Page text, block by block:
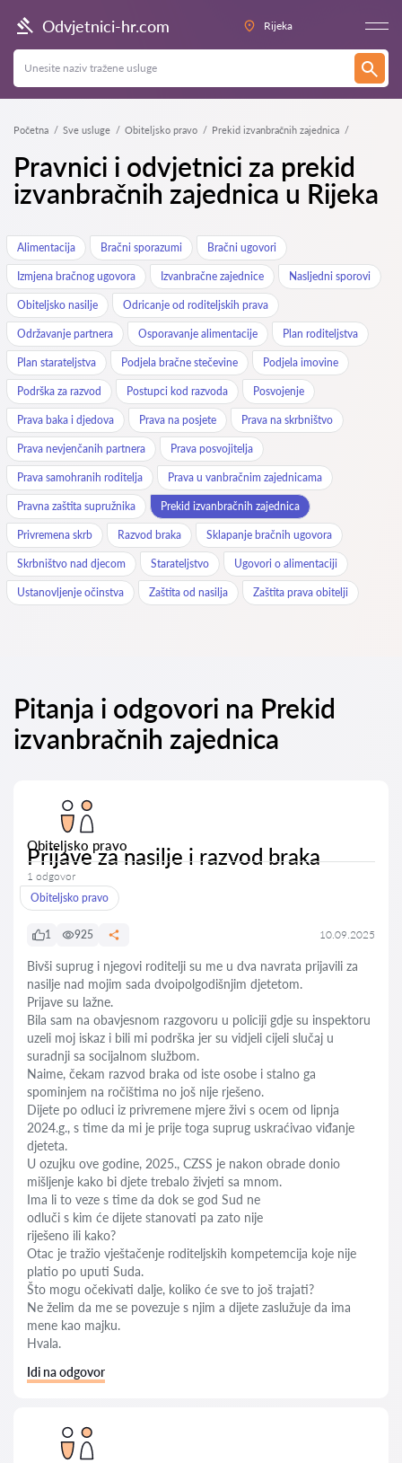
Odvjetnici-hr.com Rijeka
Početna Sve usluge Obiteljsko pravo Prekid izvanbračnih zajednica
Pravnici i odvjetnici za prekid
izvanbračnih zajednica u Rijeka
Alimentacija Bračni sporazumi Bračni ugovori
Izmjena bračnog ugovora Izvanbračne zajednice Nasljedni sporovi
Obiteljsko nasilje Odricanje od roditeljskih prava
Održavanje partnera Osporavanje alimentacije Plan roditeljstva
Plan starateljstva Podjela bračne stečevine Podjela imovine
Podrška za razvod Postupci kod razvoda Posvojenje
Prava baka i djedova Prava na posjete Prava na skrbništvo
Prava nevjenčanih partnera Prava posvojitelja
Prava samohranih roditelja Prava u vanbračnim zajednicama
Pravna zaštita supružnika Prekid izvanbračnih zajednica
Privremena skrb Razvod braka Sklapanje bračnih ugovora
Skrbništvo nad djecom Starateljstvo Ugovori o alimentaciji
Ustanovljenje očinstva Zaštita od nasilja Zaštita prava obitelji
Pitanja i odgovori na Prekid
izvanbračnih zajednica
Obiteljsko pravo
Prijave za nasilje i razvod braka
1 odgovor
Obiteljsko pravo
1 925 10.09.2025
Bivši suprug i njegovi roditelji su me u dva navrata prijavili za
nasilje nad mojim sada dvoipolgodišnjim djetetom.
Prijave su lažne.
Bila sam na obavjesnom razgovoru u policiji gdje su inspektoru
uzeli moj iskaz i bili mi podrška jer su vidjeli cijeli slučaj u
suradnji sa socijalnom službom.
Naime, čekam razvod braka od iste osobe i stalno ga
spominjem na ročištima no još nije rješeno.
Dijete po odluci iz privremene mjere živi s ocem od lipnja
2024.g., s time da mi je prije toga suprug uskraćivao viđanje
djeteta.
U ozujku ove godine, 2025., CZSS je nakon obrade donio
mišljenje kako bi djete trebalo živjeti sa mnom.
Ima li to veze s time da dok se god Sud ne
odluči s kim će dijete stanovati pa zato nije
riješeno ili kako?
Otac je tražio vještačenje roditeljskih kompetemcija koje nije
platio po uputi Suda.
Što mogu očekivati dalje, koliko će sve to još trajati?
Ne želim da me se povezuje s njim a dijete zaslužuje da ima
mene kao majku.
Hvala.
Idi na odgovor